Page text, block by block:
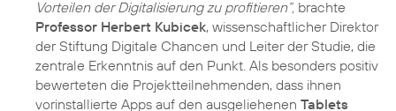
Vorteilen der Digitalisierung zu profitieren“, brachte
Professor Herbert Kubicek, wissenschaftlicher Direktor
der Stiftung Digitale Chancen und Leiter der Studie, die
zentrale Erkenntnis auf den Punkt. Als besonders positiv
bewerteten die Projektteilnehmenden, dass ihnen
vorinstallierte Apps auf den ausgeliehenen Tablets